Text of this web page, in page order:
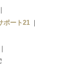
ポート21